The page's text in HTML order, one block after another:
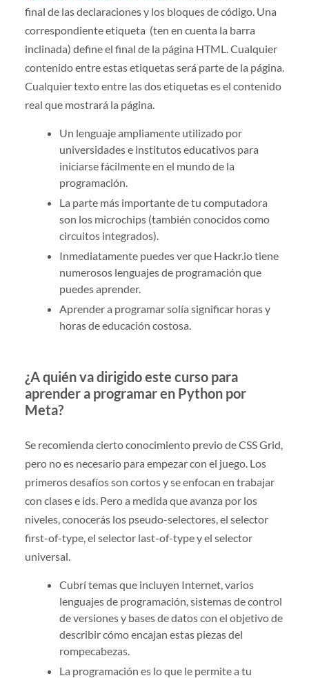
final de las declaraciones y los bloques de código. Una
correspondiente etiqueta (ten en cuenta la barra
inclinada) define el final de la página HTML. Cualquier
contenido entre estas etiquetas será parte de la página.
Cualquier texto entre las dos etiquetas es el contenido
real que mostrará la página.
Un lenguaje ampliamente utilizado por
universidades e institutos educativos para
iniciarse fácilmente en el mundo de la
programación.
La parte más importante de tu computadora
son los microchips (también conocidos como
circuitos integrados).
Inmediatamente puedes ver que Hackr.io tiene
numerosos lenguajes de programación que
puedes aprender.
Aprender a programar solía significar horas y
horas de educación costosa.
¿A quién va dirigido este curso para
aprender a programar en Python por
Meta?
Se recomienda cierto conocimiento previo de CSS Grid,
pero no es necesario para empezar con el juego. Los
primeros desafíos son cortos y se enfocan en trabajar
con clases e ids. Pero a medida que avanza por los
niveles, conocerás los pseudo-selectores, el selector
first-of-type, el selector last-of-type y el selector
universal.
Cubrí temas que incluyen Internet, varios
lenguajes de programación, sistemas de control
de versiones y bases de datos con el objetivo de
describir cómo encajan estas piezas del
rompecabezas.
La programación es lo que le permite a tu